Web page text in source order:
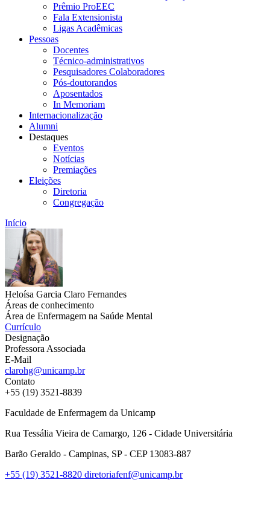
Prêmio ProEEC
Fala Extensionista
Ligas Acadêmicas
Pessoas
Docentes
Técnico-administrativos
Pesquisadores Colaboradores
Pós-doutorandos
Aposentados
In Memoriam
Internacionalização
Alumni
Destaques
Eventos
Notícias
Premiações
Eleições
Diretoria
Congregação
Início
Heloísa Garcia Claro Fernandes
Áreas de conhecimento
Área de Enfermagem na Saúde Mental
Currículo
Designação
Professora Associada
E-Mail
clarohg@unicamp.br
Contato
+55 (19) 3521-8839
Faculdade de Enfermagem da Unicamp
Rua Tessália Vieira de Camargo, 126 - Cidade Universitária
Barão Geraldo - Campinas, SP - CEP 13083-887
+55 (19) 3521-8820 diretoriafenf@unicamp.br